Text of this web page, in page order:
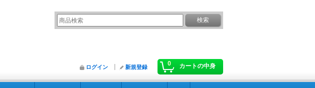
0 カートの中身
ログイン 新規登録